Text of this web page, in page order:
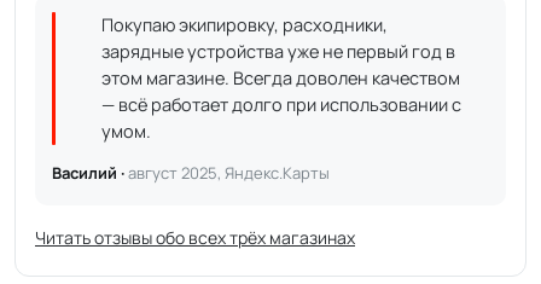
Покупаю экипировку, расходники,
зарядные устройства уже не первый год в
этом магазине. Всегда доволен качеством
— всё работает долго при использовании с
умом.
Василий ·август 2025, Яндекс.Карты
Читать отзывы обо всех трёх магазинах